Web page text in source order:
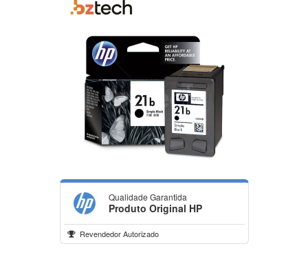
Qualidade Garantida
Produto Original HP
Revendedor Autorizado